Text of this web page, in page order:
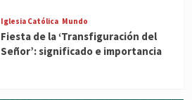
Iglesia Católica Mundo
Fiesta de la ‘Transfiguración del
Señor’: significado e importancia